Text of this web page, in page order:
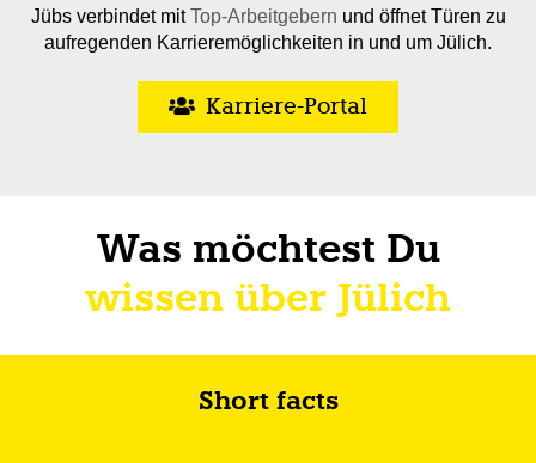
Jübs verbindet mitTop-Arbeitgebern und öffnet Türen zu
aufregenden Karrieremöglichkeiten in und um Jülich.
Karriere-Portal
Was möchtest Du
wissen über Jülich
Short facts